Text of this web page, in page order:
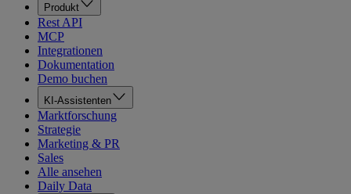
Produkt
Rest API
MCP
Integrationen
Dokumentation
Demo buchen
KI-Assistenten
Marktforschung
Strategie
Marketing & PR
Sales
Alle ansehen
Daily Data